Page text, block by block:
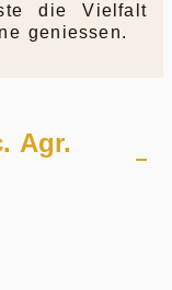
die Vielfalt
geniessen.
Agr.